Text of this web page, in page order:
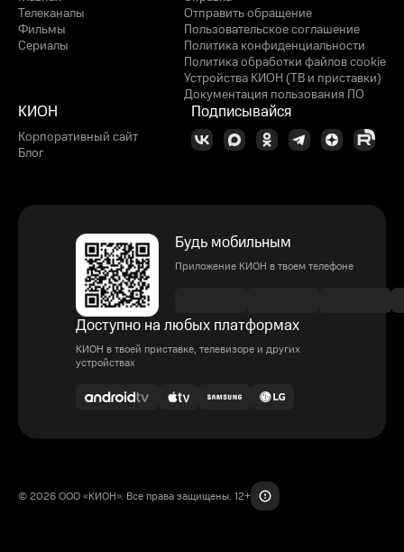
Телеканалы
Фильмы
Сериалы
Отправить обращение
Пользовательское соглашение
Политика конфиденциальности
Политика обработки файлов cookie
Устройства КИОН (ТВ и приставки)
Документация пользования ПО
КИОН
Корпоративный сайт
Блог
Подписывайся
Будь мобильным
Приложение КИОН в твоем телефоне
Доступно на любых платформах
КИОН в твоей приставке, телевизоре и других
устройствах
© 2026 ООО «КИОН». Все права защищены. 12+